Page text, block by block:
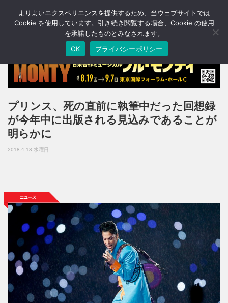
T
o
n
a
v
i
g
a
n
プリンス、死の直前に執筆中だった回想録
が今年中に出版される見込みであることが
明らかに
2018.4.18 水曜日
よりよいエクスペリエンスを提供するため、当ウェブサイトでは
Cookie を使用しています。引き続き閲覧する場合、Cookie の使用
を承諾したものとみなされます。
OK
プライバシーポリシー